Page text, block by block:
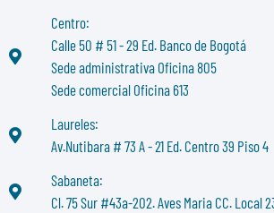
Centro:
Calle 50 # 51 - 29 Ed. Banco de Bogotá
Sede administrativa Oficina 805
Sede comercial Oficina 613
Laureles:
Av.Nutibara # 73 A - 21 Ed. Centro 39 Piso 4
Sabaneta:
Cl. 75 Sur #43a-202. Aves Maria CC. Local